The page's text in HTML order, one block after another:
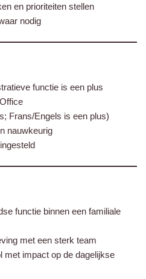
en prioriteiten stellen
nodig
functie is een plus
Frans/Engels is een plus)
nauwkeurig
functie binnen een familiale
met een sterk team
met impact op de dagelijkse